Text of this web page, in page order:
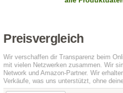
Preisvergleich
Wir verschaffen dir Transparenz beim
mit vielen Netzwerken zusammen. Wir
Network und Amazon-Partner. Wir
Verkäufe, was uns unterstützt, ohne